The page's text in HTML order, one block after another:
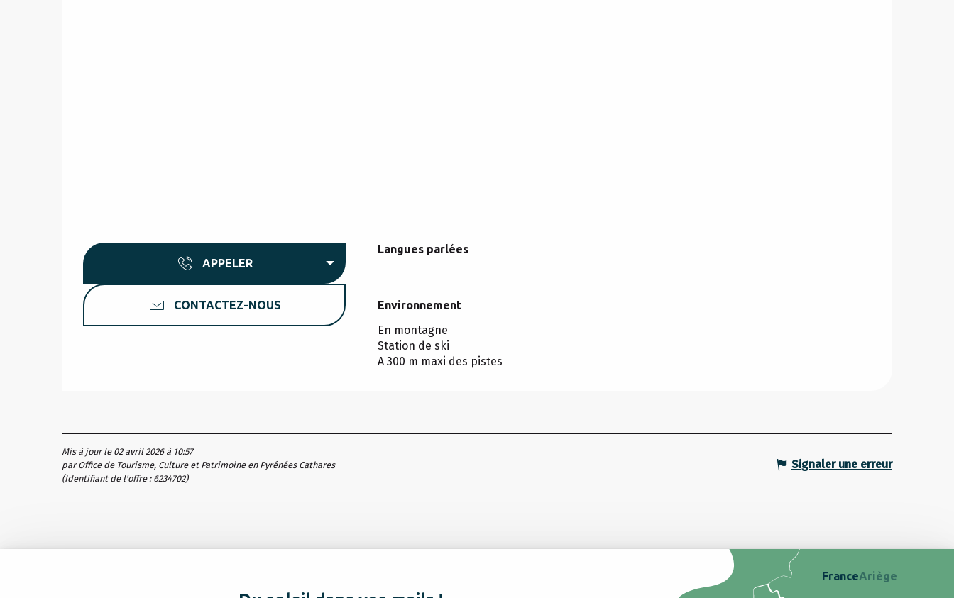
APPELER
CONTACTEZ-NOUS
Langues parlées
Langues parlées
Environnement
Environnement
En montagne
Station de ski
A 300 m maxi des pistes
Mis à jour le 02 avril 2026 à 10:57
par Office de Tourisme, Culture et Patrimoine en Pyrénées Cathares
(Identifiant de l'offre : 6234702)
Signaler une erreur
FranceAriège